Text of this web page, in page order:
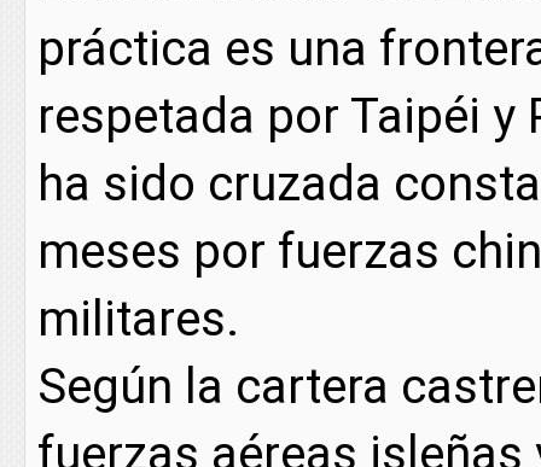
práctica es una
respetada por Taipéi y
ha sido cruzada
meses por fuerzas
militares.
Según la cartera
fuerzas aéreas